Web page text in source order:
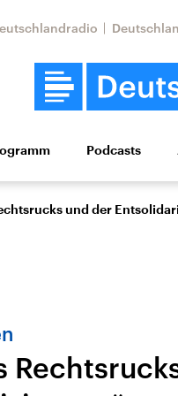
Wissen
Podcasts
und der